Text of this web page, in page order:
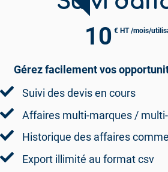
10 € HT /mois/
Gérez facilement vos
Suivi des devis en cours
Affaires multi-marques /
Historique des affaires
Export illimité au format csv